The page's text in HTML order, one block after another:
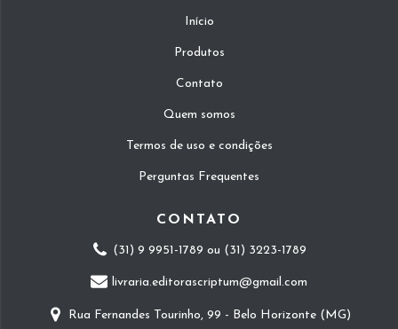
Início
Produtos
Contato
Quem somos
Termos de uso e condições
Perguntas Frequentes
CONTATO
(31) 9 9951-1789 ou (31) 3223-1789
livraria.editorascriptum@gmail.com
Rua Fernandes Tourinho, 99 - Belo Horizonte (MG)